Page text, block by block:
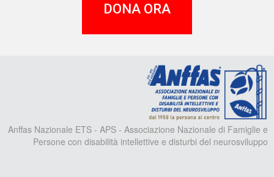
DONA ORA
Anffas Nazionale ETS - APS - Associazione Nazionale di Famiglie e
Persone con disabilità intellettive e disturbi del neurosviluppo